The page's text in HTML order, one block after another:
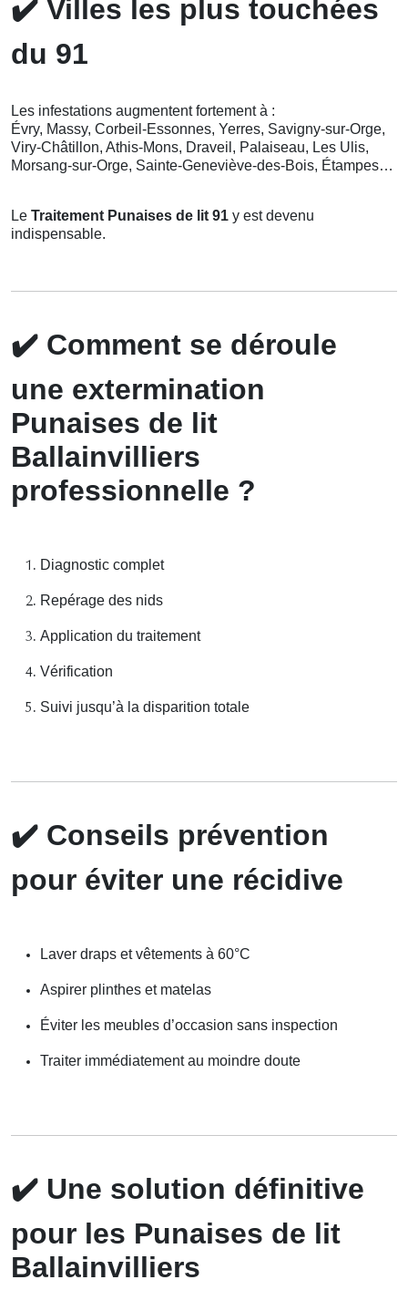
✔️ Villes les plus touchées
du 91
Les infestations augmentent fortement à :
Évry, Massy, Corbeil-Essonnes, Yerres, Savigny-sur-Orge,
Viry-Châtillon, Athis-Mons, Draveil, Palaiseau, Les Ulis,
Morsang-sur-Orge, Sainte-Geneviève-des-Bois, Étampes…
Le Traitement Punaises de lit 91 y est devenu
indispensable.
✔️ Comment se déroule
une extermination
Punaises de lit
Ballainvilliers
professionnelle ?
Diagnostic complet
Repérage des nids
Application du traitement
Vérification
Suivi jusqu’à la disparition totale
✔️ Conseils prévention
pour éviter une récidive
Laver draps et vêtements à 60°C
Aspirer plinthes et matelas
Éviter les meubles d’occasion sans inspection
Traiter immédiatement au moindre doute
✔️ Une solution définitive
pour les Punaises de lit
Ballainvilliers